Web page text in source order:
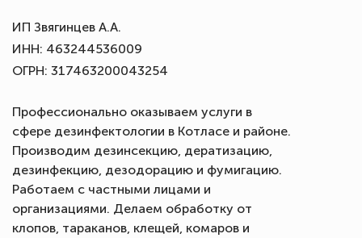
ИП Звягинцев А.А.
ИНН: 463244536009
ОГРН: 317463200043254
Профессионально оказываем услуги в
сфере дезинфектологии в Котласе и районе.
Производим дезинсекцию, дератизацию,
дезинфекцию, дезодорацию и фумигацию.
Работаем с частными лицами и
организациями. Делаем обработку от
клопов, тараканов, клещей, комаров и